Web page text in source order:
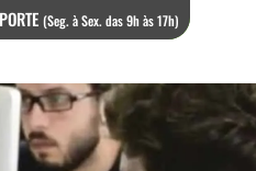
(Seg. à Sex. das 9h às 17h)